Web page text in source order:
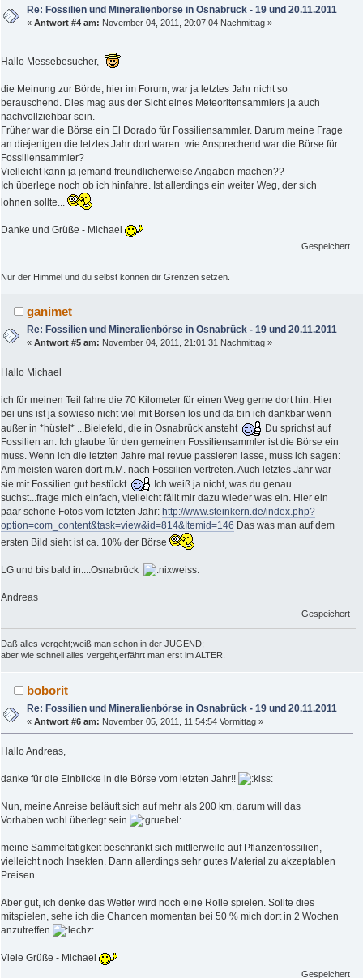
Re: Fossilien und Mineralienbörse in Osnabrück - 19 und 20.11.2011
«Antwort #4 am: November 04, 2011, 20:07:04 Nachmittag »
Hallo Messebesucher,
die Meinung zur Börde, hier im Forum, war ja letztes Jahr nicht so
berauschend. Dies mag aus der Sicht eines Meteoritensammlers ja auch
nachvollziehbar sein.
Früher war die Börse ein El Dorado für Fossiliensammler. Darum meine Frage
an diejenigen die letztes Jahr dort waren: wie Ansprechend war die Börse für
Fossiliensammler?
Vielleicht kann ja jemand freundlicherweise Angaben machen??
Ich überlege noch ob ich hinfahre. Ist allerdings ein weiter Weg, der sich
lohnen sollte...
Danke und Grüße - Michael
Gespeichert
Nur der Himmel und du selbst können dir Grenzen setzen.
ganimet
Re: Fossilien und Mineralienbörse in Osnabrück - 19 und 20.11.2011
«Antwort #5 am: November 04, 2011, 21:01:31 Nachmittag »
Hallo Michael
ich für meinen Teil fahre die 70 Kilometer für einen Weg gerne dort hin. Hier
bei uns ist ja sowieso nicht viel mit Börsen los und da bin ich dankbar wenn
außer in *hüstel* ...Bielefeld, die in Osnabrück ansteht
Du sprichst auf
Fossilien an. Ich glaube für den gemeinen Fossiliensammler ist die Börse ein
muss. Wenn ich die letzten Jahre mal revue passieren lasse, muss ich sagen:
Am meisten waren dort m.M. nach Fossilien vertreten. Auch letztes Jahr war
sie mit Fossilien gut bestückt
Ich weiß ja nicht, was du genau
suchst...frage mich einfach, vielleicht fällt mir dazu wieder was ein. Hier ein
paar schöne Fotos vom letzten Jahr: http://www.steinkern.de/index.php?
option=com_content&task=view&id=814&Itemid=146 Das was man auf dem
ersten Bild sieht ist ca. 10% der Börse
LG und bis bald in....Osnabrück
Andreas
Gespeichert
Daß alles vergeht;weiß man schon in der JUGEND;
aber wie schnell alles vergeht,erfährt man erst im ALTER.
boborit
Re: Fossilien und Mineralienbörse in Osnabrück - 19 und 20.11.2011
«Antwort #6 am: November 05, 2011, 11:54:54 Vormittag »
Hallo Andreas,
danke für die Einblicke in die Börse vom letzten Jahr!!
Nun, meine Anreise beläuft sich auf mehr als 200 km, darum will das
Vorhaben wohl überlegt sein
meine Sammeltätigkeit beschränkt sich mittlerweile auf Pflanzenfossilien,
vielleicht noch Insekten. Dann allerdings sehr gutes Material zu akzeptablen
Preisen.
Aber gut, ich denke das Wetter wird noch eine Rolle spielen. Sollte dies
mitspielen, sehe ich die Chancen momentan bei 50 % mich dort in 2 Wochen
anzutreffen
Viele Grüße - Michael
Gespeichert